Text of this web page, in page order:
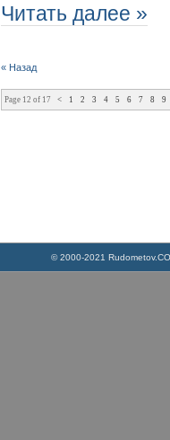
Читать далее »
« Назад
Page 12 of 17 < 1 2 3 4 5 6 7 8 9
© 2000-2021